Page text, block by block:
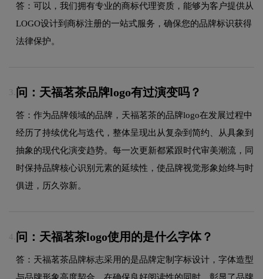
答：可以，我们拥有专业的商标代理资质，能够为客户提供从
LOGO设计到商标注册的一站式服务，确保您的品牌标识获得
法律保护。
3. 问：天福茗茶品牌logo有过演变吗？
答：作为品牌领域的品牌，天福茗茶的品牌logo在发展过程中
经历了持续优化与迭代，整体呈现出从复杂到简约、从具象到
抽象的现代化演变趋势。每一次更新都紧跟时代审美潮流，同
时保持品牌核心识别元素的延续性，使品牌视觉形象始终与时
俱进，历久弥新。
4. 问：天福茗茶logo使用的是什么字体？
答：天福茗茶品牌标志采用的是品牌定制字标设计，字体造型
与品牌形象高度契合，在确保良好阅读性的同时，彰显了品牌